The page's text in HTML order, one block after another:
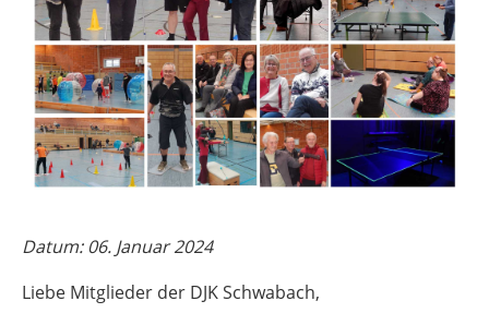
Datum: 06. Januar 2024
Liebe Mitglieder der DJK Schwabach,